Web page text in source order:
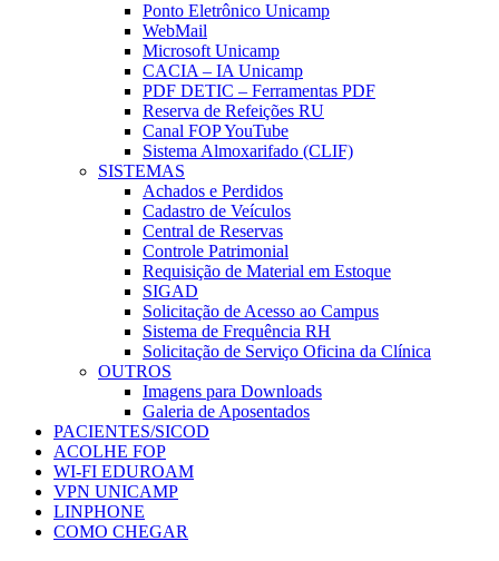
Ponto Eletrônico Unicamp
WebMail
Microsoft Unicamp
CACIA – IA Unicamp
PDF DETIC – Ferramentas PDF
Reserva de Refeições RU
Canal FOP YouTube
Sistema Almoxarifado (CLIF)
SISTEMAS
Achados e Perdidos
Cadastro de Veículos
Central de Reservas
Controle Patrimonial
Requisição de Material em Estoque
SIGAD
Solicitação de Acesso ao Campus
Sistema de Frequência RH
Solicitação de Serviço Oficina da Clínica
OUTROS
Imagens para Downloads
Galeria de Aposentados
PACIENTES/SICOD
ACOLHE FOP
WI-FI EDUROAM
VPN UNICAMP
LINPHONE
COMO CHEGAR